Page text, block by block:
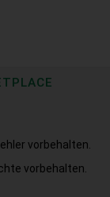
vorbehalten.
vorbehalten.